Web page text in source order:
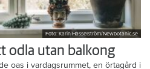
Foto: Karin Hasselström/Newbotanic.se
odla utan balkong
oas i vardagsrummet, en örtagård i